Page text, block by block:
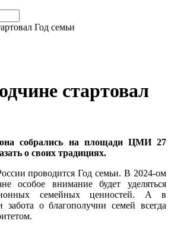
стартовал
собрались на площади ЦМИ 27
о своих традициях.
проводится Год семьи. В 2024-ом
особое внимание будет уделяться
семейных ценностей. А в
забота о благополучии семей всегда